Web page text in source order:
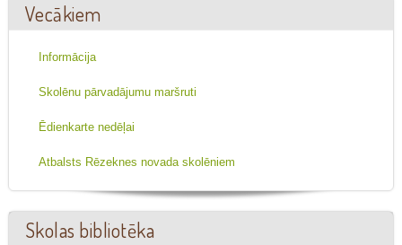
Vecākiem
Informācija
Skolēnu pārvadājumu maršruti
Ēdienkarte nedēļai
Atbalsts Rēzeknes novada skolēniem
Skolas bibliotēka